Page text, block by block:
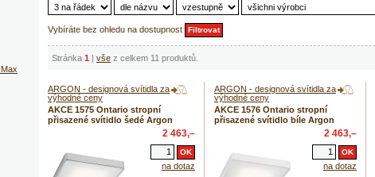
Vybíráte bez ohledu na dostupnost
Stránka 1 | vše z celkem 11 produktů.
ARGON - designová svítidla za
výhodné ceny
AKCE 1575 Ontario stropní
přisazené svítidlo šedé Argon
2 463,–
na dotaz
ARGON - designová svítidla za
výhodné ceny
AKCE 1576 Ontario stropní
přisazené svítidlo bíle Argon
2 463,–
na dotaz